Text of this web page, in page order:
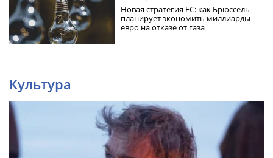
Новая стратегия ЕС: как Брюссель
планирует экономить миллиарды
евро на отказе от газа
Культура